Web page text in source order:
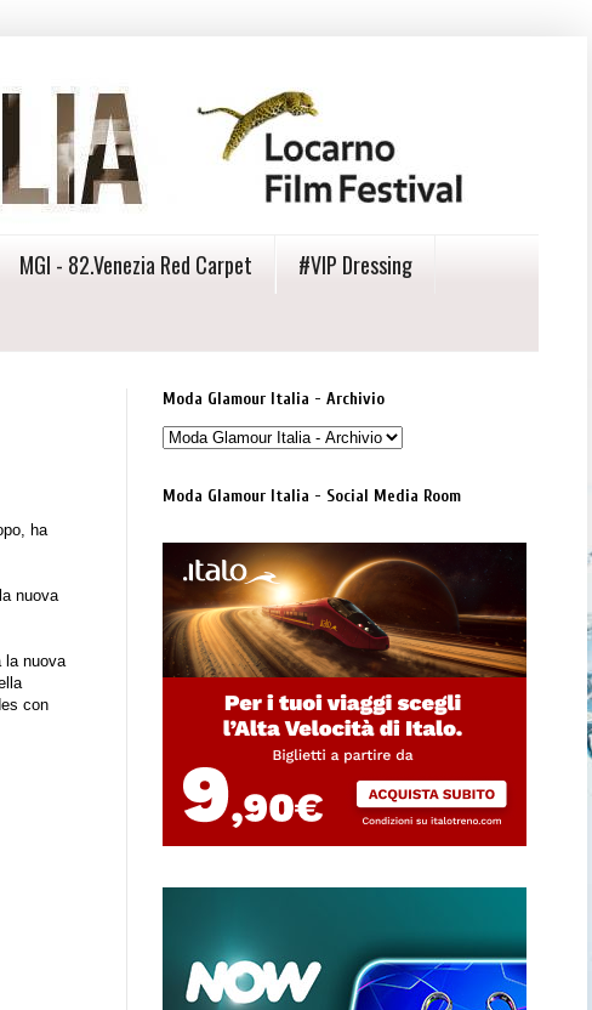
MGI - 82.Venezia Red Carpet
#VIP Dressing
ha
nuova
la nuova
con
Moda Glamour Italia - Archivio
Moda Glamour Italia - Social Media Room